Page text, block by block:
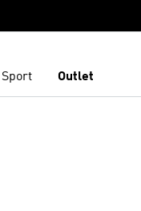
Sport Outlet